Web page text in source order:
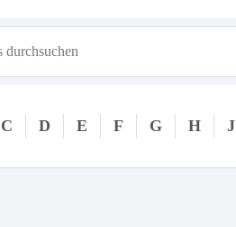
C D E F G H J